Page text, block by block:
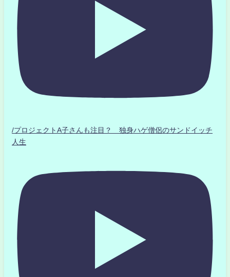
/プロジェクトA子さんも注目？ 独身ハゲ僧侶のサンドイッチ
人生